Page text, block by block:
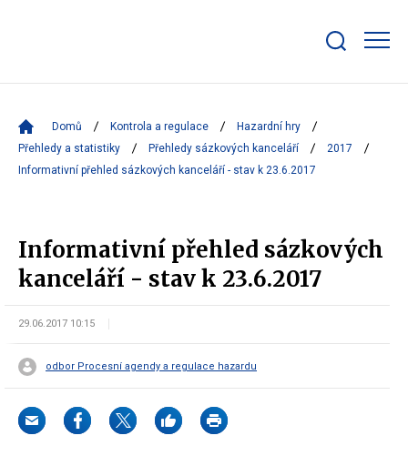
bar
Domů Kontrola a regulace
Hazardní hry
Přehledy a statistiky
Přehledy sázkových kanceláří
2017
Informativní přehled sázkových kanceláří - stav k 23.6.2017
Informativní přehled sázkových
kanceláří - stav k 23.6.2017
29.06.2017 10:15
odbor Procesní agendy a regulace hazardu